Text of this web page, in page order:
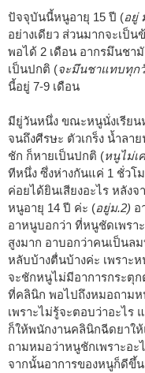
ปัจจุบันนี้หนูอายุ 15 ปี (อยู่
อย่างเดียว ส่วนมากจะเป็น
พอได้ 2 เดือน อากรมึนชา
เป็นปกติ (จะมึนชาแทบทุก
นี้อยู่ 7-9 เดือน
มียู่วันหนึ่ง ขณะหนูนั่งเรียน
จนถึงศีรษะ ตัวเกร็ง น้ำลา
ชัก ก็หายเป็นปกติ (หนูไม่เ
ทีหนึ่ง ซึ่งห่างกันแค่ 1 ชั่วโ
ค่อยได้ยินเสียงอะไร หลั
หนูอายุ 14 ปี ค่ะ (อยู่ม.2) อ
อาหนูบอกว่า ที่หนูชัดเพรา
สูงมาก อาบอกว่าคนเป็น
หลับบ้างตื่นบ้างค่ะ เพราะ
จะชักหนูไม่มีอาการกระตุ
ที่คลินิก พอไปถึงหมอถามห
เพราะไม่รู้จะตอบว่าอะไร
ก็ให้พนักงานคลินิกฉีดยาใ
ถามหมอว่าหนูชักเพราะอะ
จากนั้นอาการของหนูก็ดีขึ้